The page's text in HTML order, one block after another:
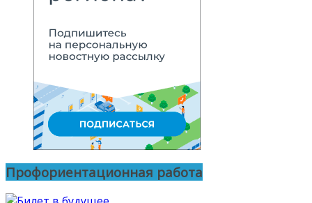
Профориентационная работа